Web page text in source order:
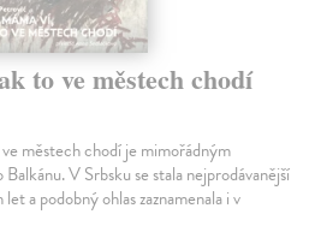
to ve městech chodí
městech chodí je mimořádným
V Srbsku se stala nejprodávanější
a podobný ohlas zaznamenala i v